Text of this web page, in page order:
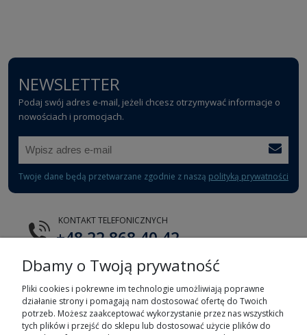
NEWSLETTER
Podaj swój adres e-mail, jeżeli chcesz otrzymywać informacje o
nowościach i promocjach.
Twoje dane będą przetwarzane zgodnie z naszą polityką prywatności
KONTAKT TELEFONICZNYCH
+48 22 868 40 42
E-MAIL
tts@tts.com.pl
Dbamy o Twoją prywatność
Pliki cookies i pokrewne im technologie umożliwiają poprawne
działanie strony i pomagają nam dostosować ofertę do Twoich
potrzeb. Możesz zaakceptować wykorzystanie przez nas wszystkich
tych plików i przejść do sklepu lub dostosować użycie plików do